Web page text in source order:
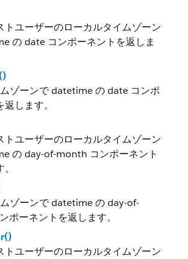
トユーザーのローカルタイムゾーン
の date コンポーネントを返しま
ゾーンで datetime の date コンポ
します。
トユーザーのローカルタイムゾーン
の day-of-month コンポーネント
ゾーンで datetime の day-of-
ポーネントを返します。
トユーザーのローカルタイムゾーン